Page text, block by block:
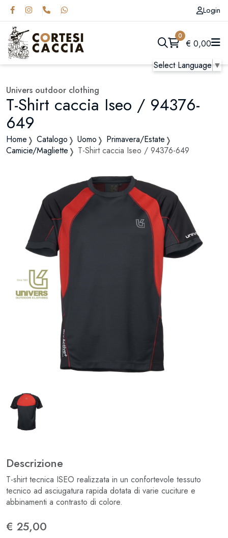
Select Language▼
Login
0
€ 0,00
Univers outdoor clothing
T-Shirt caccia Iseo / 94376-
649
Home Catalogo Uomo
Primavera/Estate
Camicie/Magliette
T-Shirt caccia Iseo / 94376-649
Descrizione
T-shirt tecnica ISEO realizzata in un confortevole tessuto
tecnico ad asciugatura rapida dotata di varie cuciture e
abbinamenti a contrasto di colore.
€ 25,00